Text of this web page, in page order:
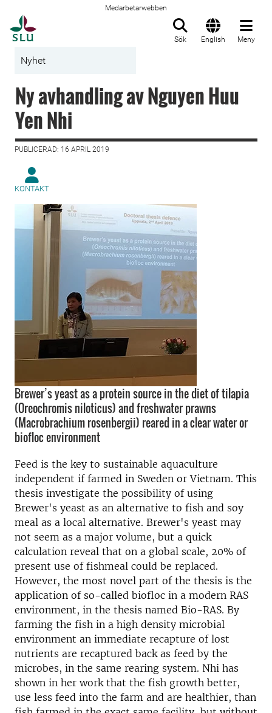
Medarbetarwebben
Sök English Meny
Nyhet
Ny avhandling av Nguyen Huu
Yen Nhi
PUBLICERAD: 16 APRIL 2019
KONTAKT
Brewer’s yeast as a protein source in the diet of tilapia
(Oreochromis niloticus) and freshwater prawns
(Macrobrachium rosenbergii) reared in a clear water or
biofloc environment
Feed is the key to sustainable aquaculture
independent if farmed in Sweden or Vietnam. This
thesis investigate the possibility of using
Brewer's yeast as an alternative to fish and soy
meal as a local alternative. Brewer's yeast may
not seem as a major volume, but a quick
calculation reveal that on a global scale, 20% of
present use of fishmeal could be replaced.
However, the most novel part of the thesis is the
application of so-called biofloc in a modern RAS
environment, in the thesis named Bio-RAS. By
farming the fish in a high density microbial
environment an immediate recapture of lost
nutrients are recaptured back as feed by the
microbes, in the same rearing system. Nhi has
shown in her work that the fish growth better,
use less feed into the farm and are healthier, than